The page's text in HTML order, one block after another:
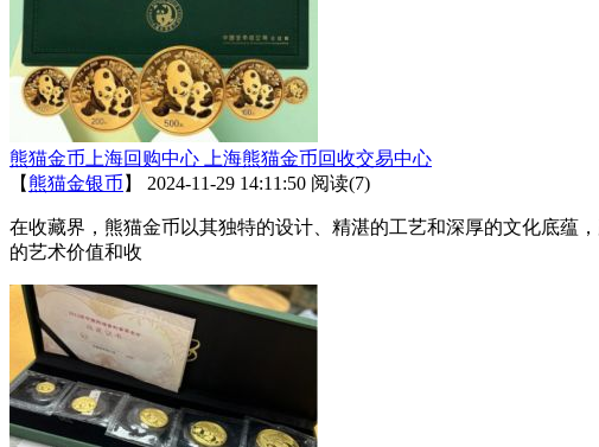
熊猫金币上海回购中心 上海熊猫金币回收交易中心
【熊猫金银币 】 2024-11-29 14:11:50 阅读(7)
在收藏界，熊猫金币以其独特的设计、精湛的工艺和深厚的文化底蕴
的艺术价值和收